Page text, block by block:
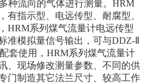
种流向的气体进行测量。HRM
型、电远传型、耐腐型、
，HRM系列煤气流量计电远传型
准模拟量信号输出，可与DDZ-
套使用，HRM系列煤气流量计
、现场修改测量参数、不同的供
门制造其它法兰尺寸、较高工作